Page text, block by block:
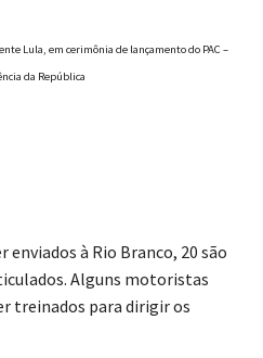
Lula, em cerimônia de lançamento do PAC –
da República
enviados à Rio Branco, 20 são
Alguns motoristas
treinados para dirigir os